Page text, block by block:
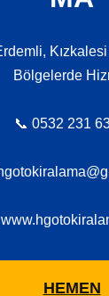
Bölgelerde
📞 0532 231
HEMEN